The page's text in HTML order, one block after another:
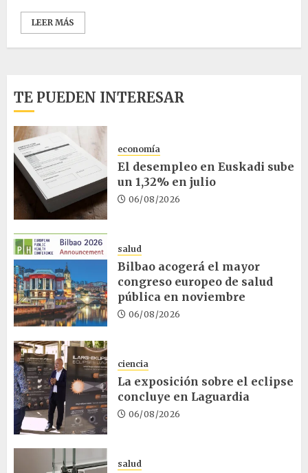
LEER MÁS
TE PUEDEN INTERESAR
economía
El desempleo en Euskadi sube
un 1,32% en julio
06/08/2026
salud
Bilbao acogerá el mayor
congreso europeo de salud
pública en noviembre
06/08/2026
ciencia
La exposición sobre el eclipse
concluye en Laguardia
06/08/2026
salud